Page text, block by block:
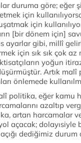
duruma göre;
için
için
[bir dönem için]
ayarlar gibi, millî
için sık sık çok
yoğun
Artık
önlemede
politika, eğer kamu
azaltıp
artan harcamalar
açacak;
dediğimiz durum